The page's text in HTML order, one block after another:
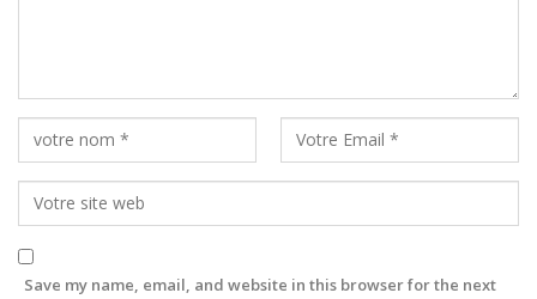
Save my name, email, and website in this browser for the next